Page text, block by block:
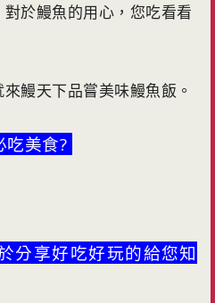
於鰻魚的用心，您吃看看
鰻天下品嘗美味鰻魚飯。
吃美食?
分享好吃好玩的給您知